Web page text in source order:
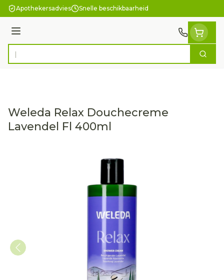
Ga naar de inhoud
Apothekersadvies Snelle beschikbaarheid
Menu
Product, merk, categorie... Zoek
Weleda Relax Douchecreme
Lavendel Fl 400ml